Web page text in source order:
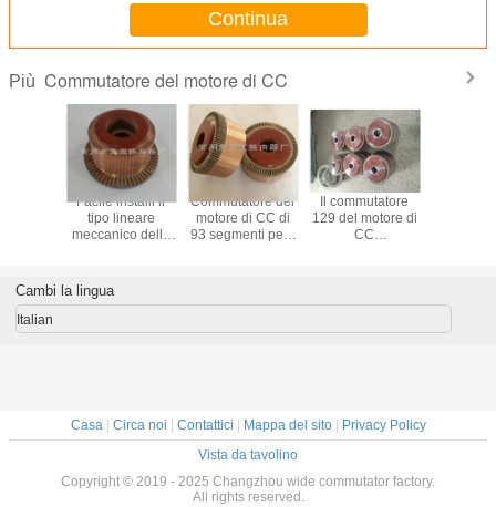
Continua
Più Commutatore del motore di CC
di CC
Facile installi il
tipo lineare
meccanico della
commutatore 69
Commutatore del
motore di CC di
93 segmenti per i
Il commutatore
129 del motore di
CC
pressione
Cambi la lingua
Italian
Casa| Circa noi | Contattici | Mappa del sito| Privacy Policy
Vista da tavolino
Copyright © 2019 - 2025 Changzhou wide commutator factory.
All rights reserved.